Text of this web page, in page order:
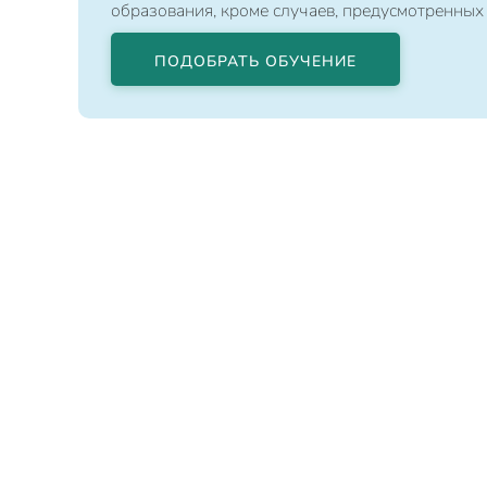
образования, кроме случаев,
ПОДОБРАТЬ ОБУЧЕНИЕ